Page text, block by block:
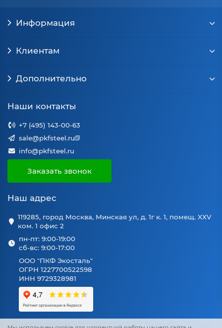
Информация
Клиентам
Дополнительно
Наши контакты
+7 (495) 143-00-63
sale@pkfsteel.ru
info@pkfsteel.ru
Заказать звонок
Наш адрес
119285, город Москва, Минская ул, д. 1г к. 1, помещ. XXV
ком. 1 офис 2
пн-пт: 9:00-19:00
сб-вс: 9:00-17:00
ООО "ПКФ Экосталь"
ОГРН 1227700522598
ИНН 9729328981